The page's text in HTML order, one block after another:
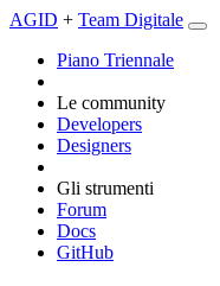
AGID + Team Digitale
Piano Triennale
Le community
Developers
Designers
Gli strumenti
Forum
Docs
GitHub